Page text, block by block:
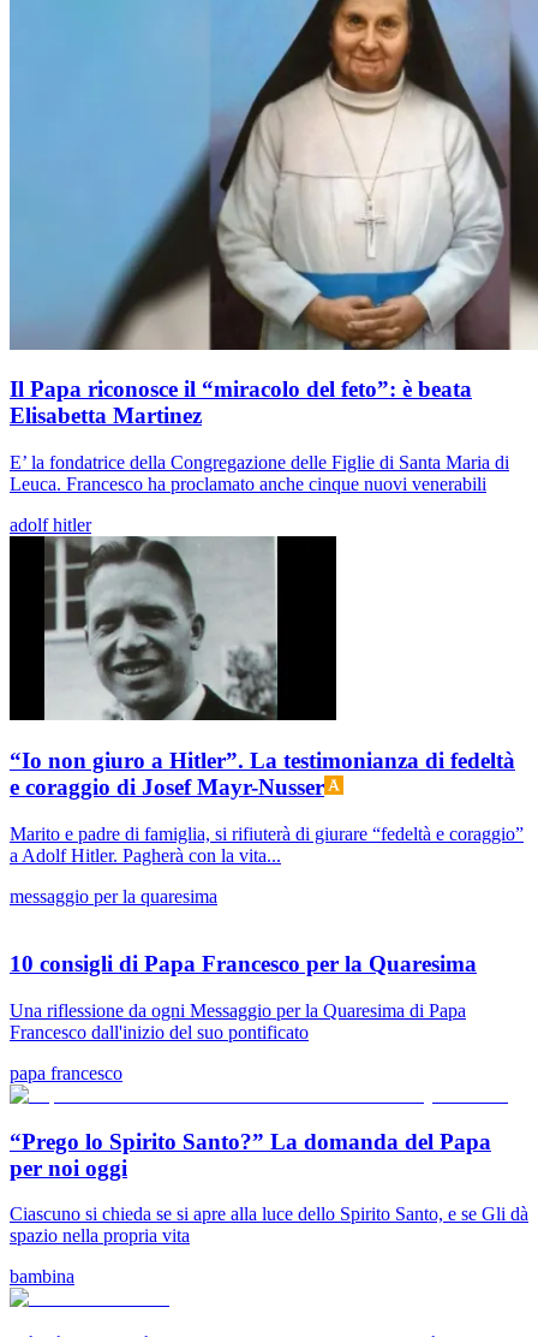
Il Papa riconosce il “miracolo del feto”: è beata
Elisabetta Martinez
E’ la fondatrice della Congregazione delle Figlie di Santa Maria di
Leuca. Francesco ha proclamato anche cinque nuovi venerabili
adolf hitler
“Io non giuro a Hitler”. La testimonianza di fedeltà
e coraggio di Josef Mayr-Nusser
Marito e padre di famiglia, si rifiuterà di giurare “fedeltà e coraggio”
a Adolf Hitler. Pagherà con la vita...
messaggio per la quaresima
10 consigli di Papa Francesco per la Quaresima
Una riflessione da ogni Messaggio per la Quaresima di Papa
Francesco dall'inizio del suo pontificato
papa francesco
“Prego lo Spirito Santo?” La domanda del Papa
per noi oggi
Ciascuno si chieda se si apre alla luce dello Spirito Santo, e se Gli dà
spazio nella propria vita
bambina